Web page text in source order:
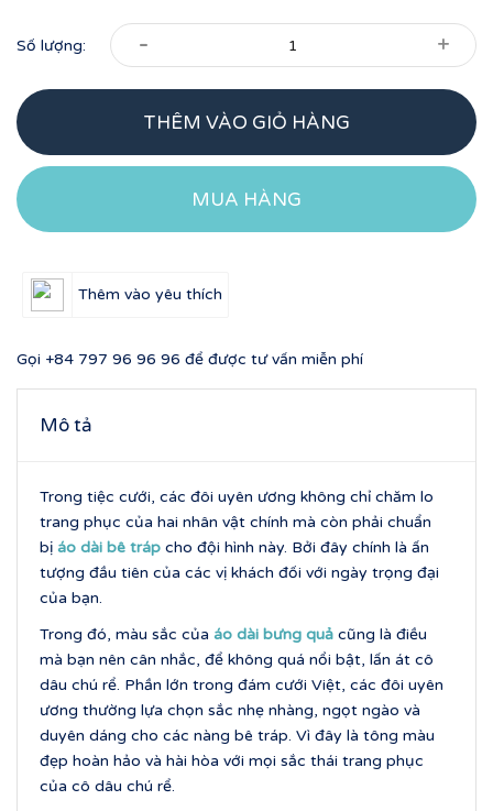
Số lượng: - +
THÊM VÀO GIỎ HÀNG
MUA HÀNG
Thêm vào yêu thích
Gọi +84 797 96 96 96 để được tư vấn miễn phí
Mô tả
Trong tiệc cưới, các đôi uyên ương không chỉ chăm lo
trang phục của hai nhân vật chính mà còn phải chuẩn
bị áo dài bê tráp cho đội hình này. Bởi đây chính là ấn
tượng đầu tiên của các vị khách đối với ngày trọng đại
của bạn.
Trong đó, màu sắc của áo dài bưng quả cũng là điều
mà bạn nên cân nhắc, để không quá nổi bật, lấn át cô
dâu chú rể. Phần lớn trong đám cưới Việt, các đôi uyên
ương thường lựa chọn sắc nhẹ nhàng, ngọt ngào và
duyên dáng cho các nàng bê tráp. Vì đây là tông màu
đẹp hoàn hảo và hài hòa với mọi sắc thái trang phục
của cô dâu chú rể.